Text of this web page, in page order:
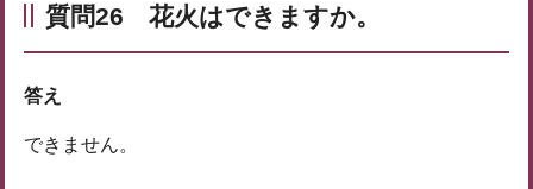
質問26 花火はできますか。
答え
できません。